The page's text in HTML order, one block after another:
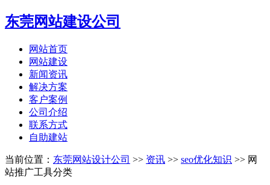
东莞网站建设公司
网站首页
网站建设
新闻资讯
解决方案
客户案例
公司介绍
联系方式
自助建站
当前位置： 东莞网站设计公司 >> 资讯 >> seo优化知识 >> 网
站推广工具分类